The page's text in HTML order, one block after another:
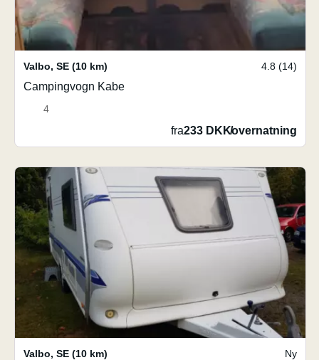
Valbo, SE (10 km) 4.8 (14)
Campingvogn Kabe
4
fra233 DKK/overnatning
Valbo, SE (10 km) Ny